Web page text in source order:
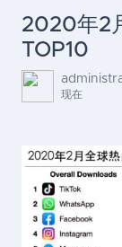
2020年2
TOP10
现在